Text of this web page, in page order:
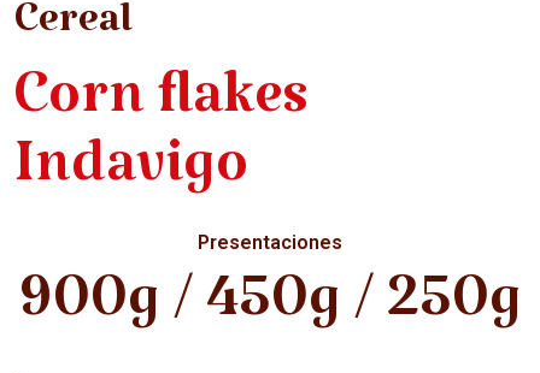
Cereal
Corn flakes
Indavigo
Presentaciones
900g / 450g / 250g